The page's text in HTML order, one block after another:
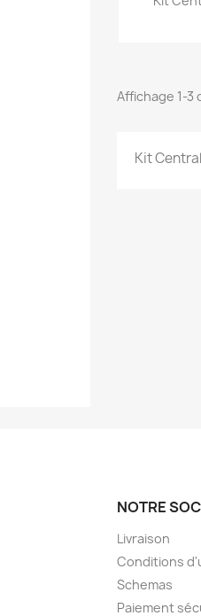
Affichage 1-3
Kit
NOTRE
Livraison
Conditions
Schemas
Paiement